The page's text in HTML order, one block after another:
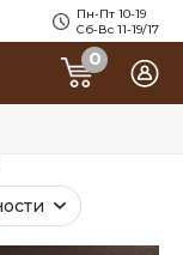
Пн-Пт 10-19
Сб-Вс 11-19/17
0